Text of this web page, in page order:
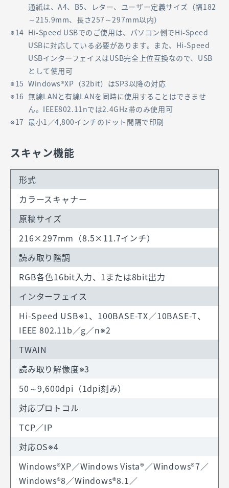
通紙は、A4、B5、レター、ユーザー定義サイズ（幅182
～215.9mm、長さ257～297mm以内）
Hi-Speed USBでのご使用は、パソコン側でHi-Speed
USBに対応している必要があります。また、Hi-Speed
USBインターフェイスはUSB完全上位互換なので、USB
として使用可
Windows®XP（32bit）はSP3以降の対応
無線LANと有線LANを同時に使用することはできませ
ん。IEEE802.11nでは2.4GHz帯のみ使用可
最小1／4,800インチのドット間隔で印刷
スキャン機能
形式
カラースキャナー
原稿サイズ
216×297mm（8.5×11.7インチ）
読み取り階調
RGB各色16bit入力、1または8bit出力
インターフェイス
Hi-Speed USB※1、100BASE-TX／10BASE-T、
IEEE 802.11b／g／n※2
TWAIN
読み取り解像度※3
50～9,600dpi（1dpi刻み）
対応プロトコル
TCP／IP
対応OS※4
Windows®XP／Windows Vista®／Windows®7／
Windows®8／Windows®8.1／